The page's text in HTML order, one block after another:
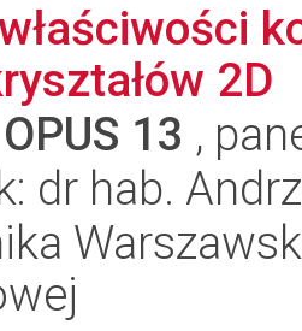
2D
OPUS 13 ,
dr hab.